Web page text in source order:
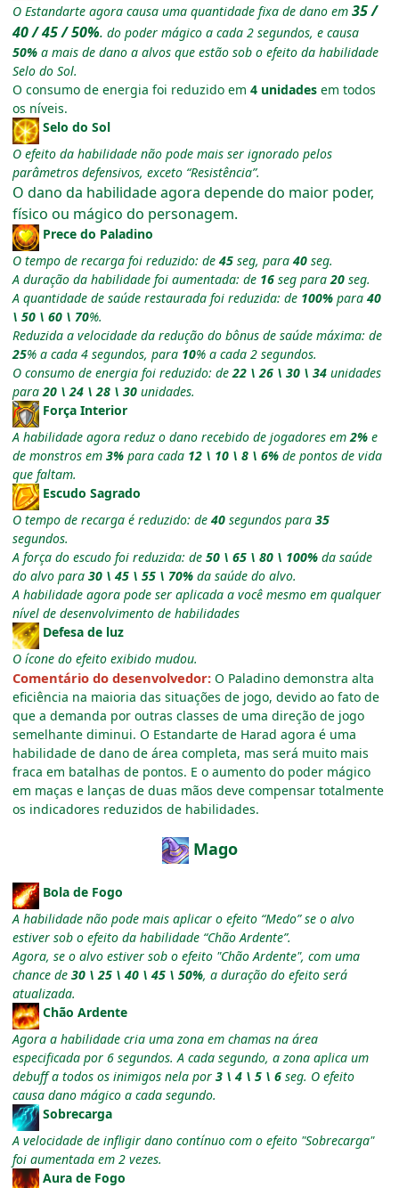
O Estandarte agora causa uma quantidade fixa de dano em 35 /
40 / 45 / 50%. do poder mágico a cada 2 segundos, e causa
50% a mais de dano a alvos que estão sob o efeito da habilidade
Selo do Sol.
O consumo de energia foi reduzido em 4 unidades em todos
os níveis.
Selo do Sol
O efeito da habilidade não pode mais ser ignorado pelos
parâmetros defensivos, exceto “Resistência”.
O dano da habilidadeagora depende do maior poder,
físico ou mágico do personagem.
Prece do Paladino
O tempo de recarga foi reduzido: de 45 seg, para 40 seg.
A duração da habilidade foi aumentada: de 16 seg para20 seg.
A quantidade de saúde restaurada foi reduzida: de 100% para 40
\ 50 \ 60 \ 70%.
Reduzida a velocidade da redução do bônus de saúde máxima: de
25% a cada 4 segundos, para 10% a cada 2 segundos.
O consumo de energia foi reduzido: de22 \ 26 \ 30 \ 34 unidades
para20 \ 24 \ 28 \ 30 unidades.
Força Interior
A habilidade agora reduz o dano recebido de jogadores em2% e
de monstros em 3% para cada 12 \ 10 \ 8 \ 6% de pontos de vida
que faltam.
Escudo Sagrado
O tempo de recarga é reduzido: de 40 segundos para 35
segundos.
A força do escudo foi reduzida: de 50 \ 65 \ 80 \ 100% da saúde
do alvo para 30 \ 45 \ 55 \ 70% da saúde do alvo.
A habilidade agora pode ser aplicada a você mesmo em qualquer
nível de desenvolvimento de habilidades
Defesa de luz
O ícone do efeito exibido mudou.
Comentário do desenvolvedor: O Paladino demonstra alta
eficiência na maioria das situações de jogo, devido ao fato de
que a demanda por outras classes de uma direção de jogo
semelhante diminui. O Estandarte de Harad agora é uma
habilidade de dano de área completa, mas será muito mais
fraca em batalhas de pontos. E o aumento do poder mágico
em maças e lanças de duas mãos deve compensar totalmente
os indicadores reduzidos de habilidades.
Маgo
Bola de Fogo
A habilidade não pode mais aplicar o efeito “Medo” se o alvo
estiver sob o efeito da habilidade “Chão Ardente”.
Agora, se o alvo estiver sob o efeito "Chão Ardente", com uma
chance de 30 \ 25 \ 40 \ 45 \ 50%, a duração do efeito será
atualizada.
Chão Ardente
Agora a habilidade cria uma zona em chamas na área
especificada por 6 segundos. A cada segundo, a zona aplica um
debuff a todos os inimigos nela por 3 \ 4 \ 5 \ 6 seg. O efeito
causa dano mágico a cada segundo.
Sobrecarga
A velocidade de infligir dano contínuo com o efeito "Sobrecarga"
foi aumentada em 2 vezes.
Aura de Fogo